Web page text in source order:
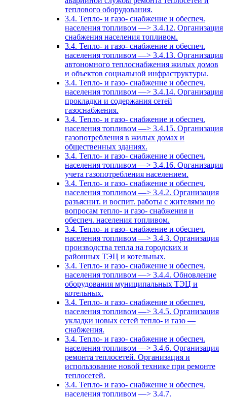
теплового оборудования.
3.4. Тепло- и газо- снабжение и обеспеч.
населения топливом —> 3.4.12. Организация
снабжения населения топливом.
3.4. Тепло- и газо- снабжение и обеспеч.
населения топливом —> 3.4.13. Организация
автономного теплоснабжения жилых домов
и объектов социальной инфраструктуры.
3.4. Тепло- и газо- снабжение и обеспеч.
населения топливом —> 3.4.14. Организация
прокладки и содержания сетей
газоснабжения.
3.4. Тепло- и газо- снабжение и обеспеч.
населения топливом —> 3.4.15. Организация
газопотребления в жилых домах и
общественных зданиях.
3.4. Тепло- и газо- снабжение и обеспеч.
населения топливом —> 3.4.16. Организация
учета газопотребления населением.
3.4. Тепло- и газо- снабжение и обеспеч.
населения топливом —> 3.4.2. Организация
разъяснит. и воспит. работы с жителями по
вопросам тепло- и газо- снабжения и
обеспеч. населения топливом.
3.4. Тепло- и газо- снабжение и обеспеч.
населения топливом —> 3.4.3. Организация
производства тепла на городских и
районных ТЭЦ и котельных.
3.4. Тепло- и газо- снабжение и обеспеч.
населения топливом —> 3.4.4. Обновление
оборудования муниципальных ТЭЦ и
котельных.
3.4. Тепло- и газо- снабжение и обеспеч.
населения топливом —> 3.4.5. Организация
укладки новых сетей тепло- и газо —
снабжения.
3.4. Тепло- и газо- снабжение и обеспеч.
населения топливом —> 3.4.6. Организация
ремонта теплосетей. Организация и
использование новой технике при ремонте
теплосетей.
3.4. Тепло- и газо- снабжение и обеспеч.
населения топливом —> 3.4.7.